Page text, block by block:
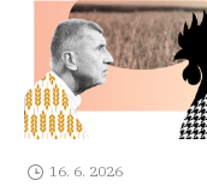
16. 6. 2026